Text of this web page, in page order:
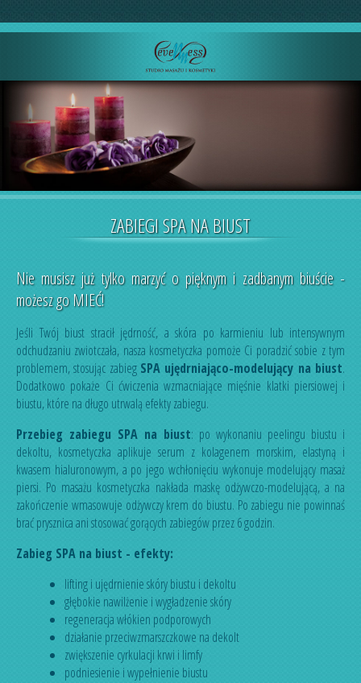
ZABIEGI SPA NA BIUST
Nie musisz już tylko marzyć o pięknym i zadbanym biuście -
możesz go MIEĆ!
Jeśli Twój biust stracił jędrność, a skóra po karmieniu lub intensywnym
odchudzaniu zwiotczała, nasza kosmetyczka pomoże Ci poradzić sobie z tym
problemem, stosując zabieg SPA ujędrniająco-modelujący na biust.
Dodatkowo pokaże Ci ćwiczenia wzmacniające mięśnie klatki piersiowej i
biustu, które na długo utrwalą efekty zabiegu.
Przebieg zabiegu SPA na biust: po wykonaniu peelingu biustu i
dekoltu, kosmetyczka aplikuje serum z kolagenem morskim, elastyną i
kwasem hialuronowym, a po jego wchłonięciu wykonuje modelujący masaż
piersi. Po masażu kosmetyczka nakłada maskę odżywczo-modelującą, a na
zakończenie wmasowuje odżywczy krem do biustu. Po zabiegu nie powinnaś
brać prysznica ani stosować gorących zabiegów przez 6 godzin.
Zabieg SPA na biust - efekty:
lifting i ujędrnienie skóry biustu i dekoltu
głębokie nawilżenie i wygładzenie skóry
regeneracja włókien podporowych
działanie przeciwzmarszczkowe na dekolt
zwiększenie cyrkulacji krwi i limfy
podniesienie i wypełnienie biustu